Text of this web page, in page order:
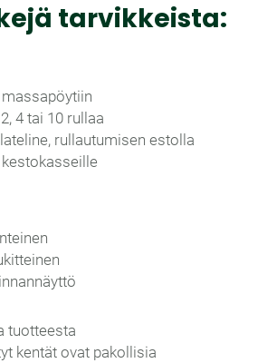
tarvikkeista:
4 tai 10 rullaa
rullautumisen estolla
tuotteesta
kentät ovat pakollisia